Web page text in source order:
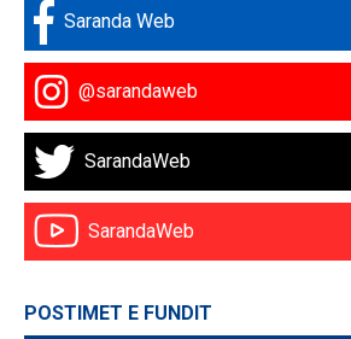
Saranda Web
@sarandaweb
SarandaWeb
SarandaWeb
POSTIMET E FUNDIT